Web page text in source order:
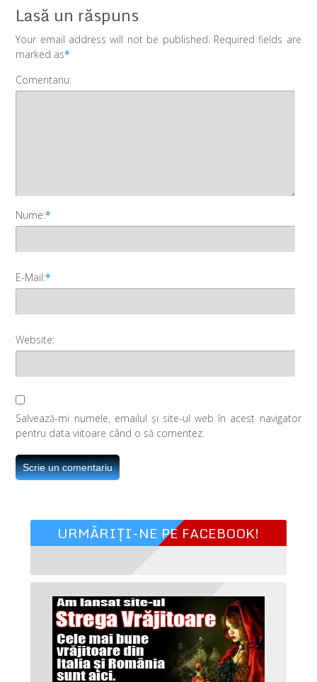
Lasă un răspuns
Your email address will not be published. Required fields are
marked as*
Comentariu:
Nume:*
E-Mail:*
Website:
Salvează-mi numele, emailul și site-ul web în acest navigator
pentru data viitoare când o să comentez.
URMĂRIȚI-NE PE FACEBOOK!